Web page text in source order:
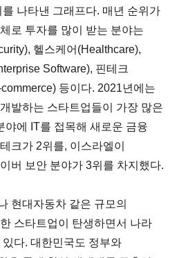
나타낸 그래프다. 매년 순위가
로 투자를 많이 받는 분야는
헬스케어(Healthcare),
Software), 핀테크
등이다. 2021년에는
발하는 스타트업들이 가장 많은
야에 IT를 접목해 새로운 금융
크가 2위를, 이스라엘이
버 보안 분야가 3위를 차지했다.
현대자동차 같은 규모의
스타트업이 탄생하면서 나라
다. 대한민국도 정부와